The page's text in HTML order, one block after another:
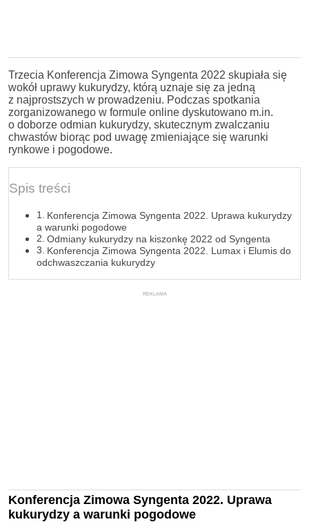
Trzecia Konferencja Zimowa Syngenta 2022 skupiała się
wokół uprawy kukurydzy, którą uznaje się za jedną
z najprostszych w prowadzeniu. Podczas spotkania
zorganizowanego w formule online dyskutowano m.in.
o doborze odmian kukurydzy, skutecznym zwalczaniu
chwastów biorąc pod uwagę zmieniające się warunki
rynkowe i pogodowe.
Spis treści
Konferencja Zimowa Syngenta 2022. Uprawa kukurydzy
a warunki pogodowe
Odmiany kukurydzy na kiszonkę 2022 od Syngenta
Konferencja Zimowa Syngenta 2022. Lumax i Elumis do
odchwaszczania kukurydzy
REKLAMA
Konferencja Zimowa Syngenta 2022. Uprawa
kukurydzy a warunki pogodowe